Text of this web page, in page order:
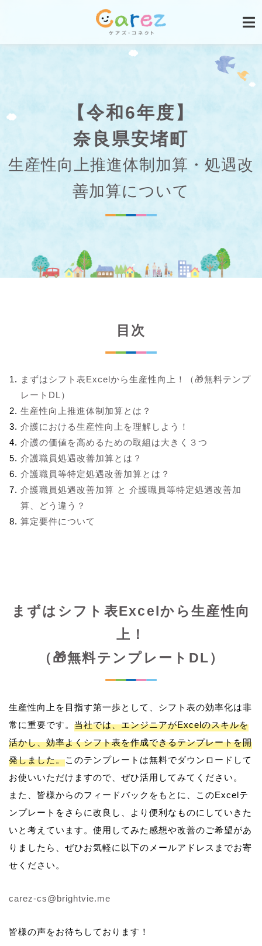
【令和6年度】
奈良県安堵町
生産性向上推進体制加算・処遇改
善加算について
目次
まずはシフト表Excelから生産性向上！（🎁無料テンプ
レートDL）
生産性向上推進体制加算とは？
介護における生産性向上を理解しよう！
介護の価値を高めるための取組は大きく３つ
介護職員処遇改善加算とは？
介護職員等特定処遇改善加算とは？
介護職員処遇改善加算 と 介護職員等特定処遇改善加
算、どう違う？
算定要件について
まずはシフト表Excelから生産性向
上！
（🎁無料テンプレートDL）
生産性向上を目指す第一歩として、シフト表の効率化は非
常に重要です。 当社では、エンジニアがExcelのスキルを
活かし、効率よくシフト表を作成できるテンプレートを開
発しました。このテンプレートは無料でダウンロードして
お使いいただけますので、ぜひ活用してみてください。
また、皆様からのフィードバックをもとに、このExcelテ
ンプレートをさらに改良し、より便利なものにしていきた
いと考えています。使用してみた感想や改善のご希望があ
りましたら、ぜひお気軽に以下のメールアドレスまでお寄
せください。
carez-cs@brightvie.me
皆様の声をお待ちしております！